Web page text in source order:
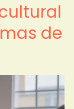
de